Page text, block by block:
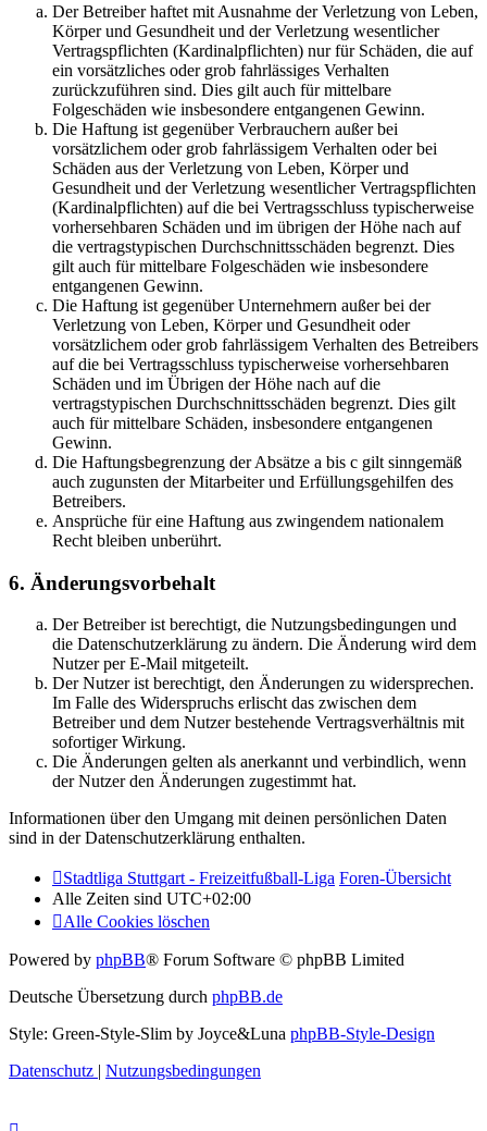
Der Betreiber haftet mit Ausnahme der Verletzung von Leben,
Körper und Gesundheit und der Verletzung wesentlicher
Vertragspflichten (Kardinalpflichten) nur für Schäden, die auf
ein vorsätzliches oder grob fahrlässiges Verhalten
zurückzuführen sind. Dies gilt auch für mittelbare
Folgeschäden wie insbesondere entgangenen Gewinn.
Die Haftung ist gegenüber Verbrauchern außer bei
vorsätzlichem oder grob fahrlässigem Verhalten oder bei
Schäden aus der Verletzung von Leben, Körper und
Gesundheit und der Verletzung wesentlicher Vertragspflichten
(Kardinalpflichten) auf die bei Vertragsschluss typischerweise
vorhersehbaren Schäden und im übrigen der Höhe nach auf
die vertragstypischen Durchschnittsschäden begrenzt. Dies
gilt auch für mittelbare Folgeschäden wie insbesondere
entgangenen Gewinn.
Die Haftung ist gegenüber Unternehmern außer bei der
Verletzung von Leben, Körper und Gesundheit oder
vorsätzlichem oder grob fahrlässigem Verhalten des Betreibers
auf die bei Vertragsschluss typischerweise vorhersehbaren
Schäden und im Übrigen der Höhe nach auf die
vertragstypischen Durchschnittsschäden begrenzt. Dies gilt
auch für mittelbare Schäden, insbesondere entgangenen
Gewinn.
Die Haftungsbegrenzung der Absätze a bis c gilt sinngemäß
auch zugunsten der Mitarbeiter und Erfüllungsgehilfen des
Betreibers.
Ansprüche für eine Haftung aus zwingendem nationalem
Recht bleiben unberührt.
6. Änderungsvorbehalt
Der Betreiber ist berechtigt, die Nutzungsbedingungen und
die Datenschutzerklärung zu ändern. Die Änderung wird dem
Nutzer per E-Mail mitgeteilt.
Der Nutzer ist berechtigt, den Änderungen zu widersprechen.
Im Falle des Widerspruchs erlischt das zwischen dem
Betreiber und dem Nutzer bestehende Vertragsverhältnis mit
sofortiger Wirkung.
Die Änderungen gelten als anerkannt und verbindlich, wenn
der Nutzer den Änderungen zugestimmt hat.
Informationen über den Umgang mit deinen persönlichen Daten
sind in der Datenschutzerklärung enthalten.
Stadtliga Stuttgart - Freizeitfußball-Liga Foren-Übersicht
Alle Zeiten sind UTC+02:00
Alle Cookies löschen
Powered by phpBB® Forum Software © phpBB Limited
Deutsche Übersetzung durch phpBB.de
Style: Green-Style-Slim by Joyce&Luna phpBB-Style-Design
Datenschutz | Nutzungsbedingungen